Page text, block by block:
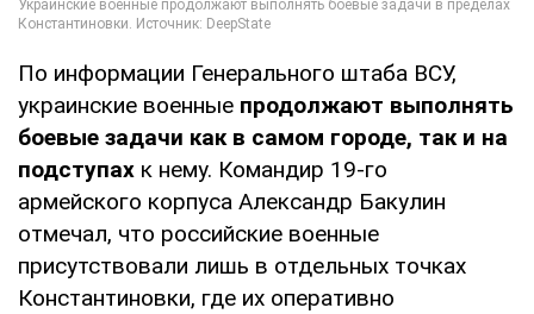
По информации Генерального штаба ВСУ,
украинские военные продолжают выполнять
боевые задачи как в самом городе, так и на
подступах к нему. Командир 19-го
армейского корпуса Александр Бакулин
отмечал, что российские военные
присутствовали лишь в отдельных точках
Константиновки, где их оперативно